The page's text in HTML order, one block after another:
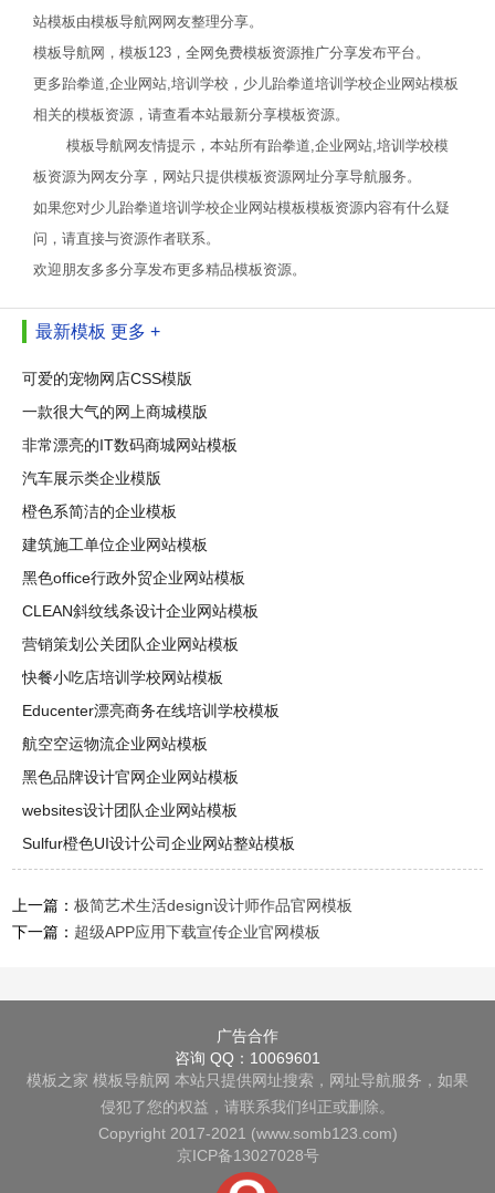
站模板由模板导航网网友整理分享。
模板导航网，模板123，全网免费模板资源推广分享发布平台。
更多跆拳道,企业网站,培训学校，少儿跆拳道培训学校企业网站模板
相关的模板资源，请查看本站最新分享模板资源。
模板导航网友情提示，本站所有跆拳道,企业网站,培训学校模
板资源为网友分享，网站只提供模板资源网址分享导航服务。
如果您对少儿跆拳道培训学校企业网站模板模板资源内容有什么疑
问，请直接与资源作者联系。
欢迎朋友多多分享发布更多精品模板资源。
最新模板 更多 +
可爱的宠物网店CSS模版
一款很大气的网上商城模版
非常漂亮的IT数码商城网站模板
汽车展示类企业模版
橙色系简洁的企业模板
建筑施工单位企业网站模板
黑色office行政外贸企业网站模板
CLEAN斜纹线条设计企业网站模板
营销策划公关团队企业网站模板
快餐小吃店培训学校网站模板
Educenter漂亮商务在线培训学校模板
航空空运物流企业网站模板
黑色品牌设计官网企业网站模板
websites设计团队企业网站模板
Sulfur橙色UI设计公司企业网站整站模板
上一篇：极简艺术生活design设计师作品官网模板
下一篇： 超级APP应用下载宣传企业官网模板
广告合作
咨询 QQ：10069601
模板之家 模板导航网 本站只提供网址搜索，网址导航服务，如果
侵犯了您的权益，请联系我们纠正或删除。
Copyright 2017-2021 (www.somb123.com)
京ICP备13027028号